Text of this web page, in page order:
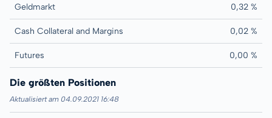
Geldmarkt 0,32 %
Cash Collateral and Margins 0,02 %
Futures 0,00 %
Die größten Positionen
Aktualisiert am 04.09.2021 16:48